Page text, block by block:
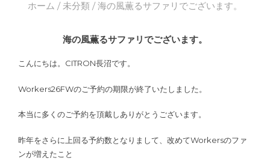
ホーム / 未分類 / 海の風薫るサファリでございます。
海の風薫るサファリでございます。
こんにちは。CITRON長沼です。
Workers26FWのご予約の期限が終了いたしました。
本当に多くのご予約を頂戴しありがとうございます。
昨年をさらに上回る予約数となりまして、改めてWorkersのファ
ンが増えたこと